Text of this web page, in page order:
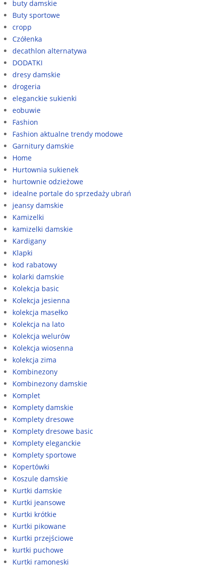
buty damskie
Buty sportowe
cropp
Czółenka
decathlon alternatywa
DODATKI
dresy damskie
drogeria
eleganckie sukienki
eobuwie
Fashion
Fashion aktualne trendy modowe
Garnitury damskie
Home
Hurtownia sukienek
hurtownie odzieżowe
idealne portale do sprzedaży ubrań
jeansy damskie
Kamizelki
kamizelki damskie
Kardigany
Klapki
kod rabatowy
kolarki damskie
Kolekcja basic
Kolekcja jesienna
kolekcja masełko
Kolekcja na lato
Kolekcja welurów
Kolekcja wiosenna
kolekcja zima
Kombinezony
Kombinezony damskie
Komplet
Komplety damskie
Komplety dresowe
Komplety dresowe basic
Komplety eleganckie
Komplety sportowe
Kopertówki
Koszule damskie
Kurtki damskie
Kurtki jeansowe
Kurtki krótkie
Kurtki pikowane
Kurtki przejściowe
kurtki puchowe
Kurtki ramoneski